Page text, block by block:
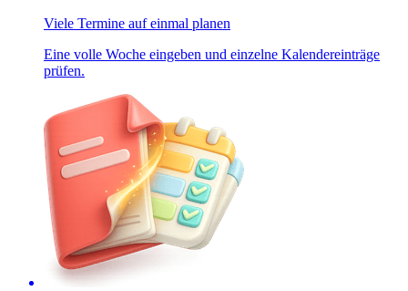
Viele Termine auf einmal planen
Eine volle Woche eingeben und einzelne Kalendereinträge
prüfen.